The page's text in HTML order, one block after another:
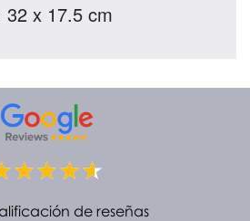
x 17.5 cm
de reseñas